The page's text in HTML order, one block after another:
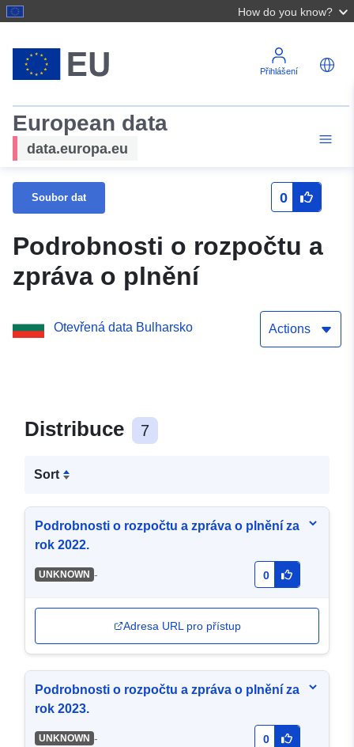
How do you know?
Přihlášení
European data
data.europa.eu
Soubor dat 0
Podrobnosti o rozpočtu a
zpráva o plnění
Otevřená data Bulharsko Actions
Distribuce 7
Sort
Podrobnosti o rozpočtu a zpráva o plnění za
rok 2022.
UNKNOWN - 0
Adresa URL pro přístup
Podrobnosti o rozpočtu a zpráva o plnění za
rok 2023.
UNKNOWN - 0